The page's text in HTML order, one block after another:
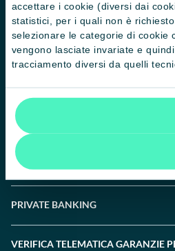
accettare i cookie (diversi dai
statistici, per i quali non è
selezionare le categorie di cookie
vengono lasciate invariate e
tracciamento diversi da quelli
Whistleblowing
PRIVATI
PROFESSIONISTI E PMI
IMPRESE E CORPORATE
AGRICOLTURA E AGROALIMENTARE
PRIVATE BANKING
VERIFICA TELEMATICA GARANZIE